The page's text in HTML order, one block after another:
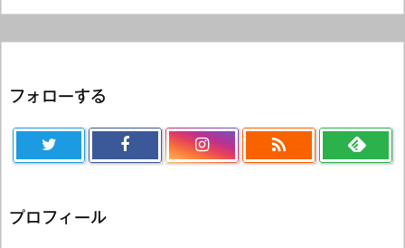
フォローする

プロフィール